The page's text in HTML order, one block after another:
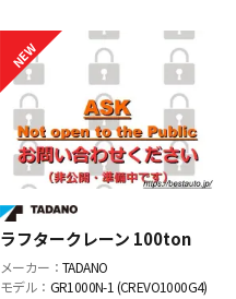
ラフタークレーン 100ton
メーカー： TADANO
モデル： GR1000N-1 (CREVO1000G4)